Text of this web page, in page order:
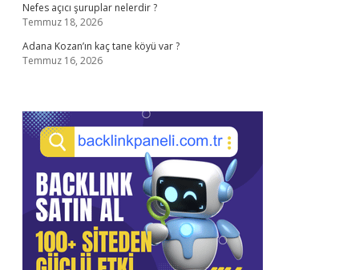
Nefes açıcı şuruplar nelerdir ?
Temmuz 18, 2026
Adana Kozan’ın kaç tane köyü var ?
Temmuz 16, 2026